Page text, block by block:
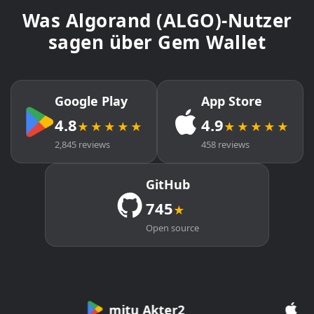
Was Algorand (ALGO)-Nutzer
sagen über Gem Wallet
Google Play
4.8★★★★★
2,845 reviews
App Store
4.9★★★★★
458 reviews
GitHub
745★
Open source
mitu Akter2